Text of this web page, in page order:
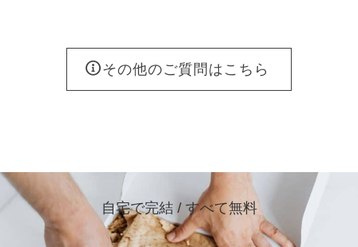
その他のご質問はこちら
自宅で完結 / すべて無料